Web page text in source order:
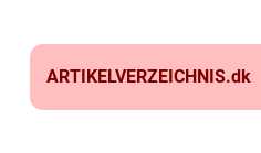
ARTIKELVERZEICHNIS.dk